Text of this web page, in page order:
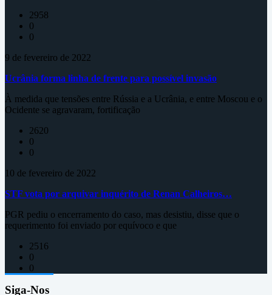
2958
0
0
9 de fevereiro de 2022
Ucrânia forma linha de frente para possível invasão
À medida que tensões entre Rússia e a Ucrânia, e entre Moscou e o
Ocidente se agravaram, fortificação
2620
0
0
10 de fevereiro de 2022
STF vota por arquivar inquérito de Renan Calheiros…
PGR pediu o encerramento do caso, mas desistiu, disse que o
requerimento foi enviado por equívoco e que
2516
0
0
Siga-Nos